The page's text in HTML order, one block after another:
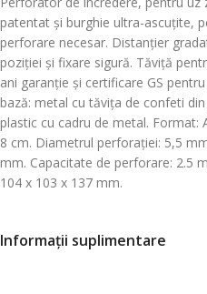
patentat și burghie ultra-ascuțite,
perforare necesar. Distanțier
poziției și fixare sigură. Tăviță
ani garanție și certificare GS
bază: metal cu tăvița de confeti
plastic cu cadru de metal. Format:
8 cm. Diametrul perforației: 5,5
mm. Capacitate de perforare: 2.5
104 x 103 x 137 mm.
Informații suplimentare